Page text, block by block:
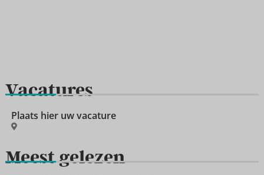
Vacatures
Plaats hier uw vacature
Meest gelezen